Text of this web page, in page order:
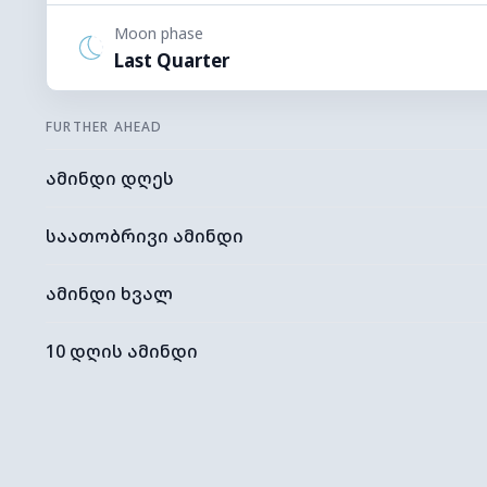
Moon phase
Last Quarter
FURTHER AHEAD
ამინდი დღეს
საათობრივი ამინდი
ამინდი ხვალ
10 დღის ამინდი